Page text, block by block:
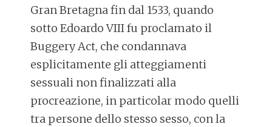
Gran Bretagna fin dal 1533, quando
sotto Edoardo VIII fu proclamato il
Buggery Act, che condannava
esplicitamente gli atteggiamenti
sessuali non finalizzati alla
procreazione, in particolar modo quelli
tra persone dello stesso sesso, con la